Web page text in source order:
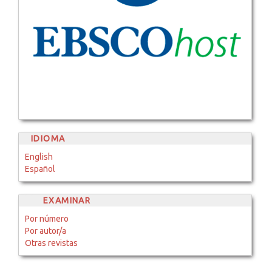
IDIOMA
English
Español
EXAMINAR
Por número
Por autor/a
Otras revistas